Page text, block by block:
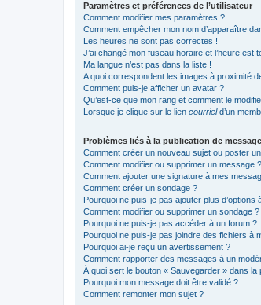
Paramètres et préférences de l’utilisateur
Comment modifier mes paramètres ?
Comment empêcher mon nom d’apparaître
Les heures ne sont pas correctes !
J’ai changé mon fuseau horaire et l’heure est
Ma langue n’est pas dans la liste !
A quoi correspondent les images à proximité
Comment puis-je afficher un avatar ?
Qu’est-ce que mon rang et comment le
Lorsque je clique sur le lien courrield’un
Problèmes liés à la publication de
Comment créer un nouveau sujet ou poster
Comment modifier ou supprimer un message ?
Comment ajouter une signature à mes
Comment créer un sondage ?
Pourquoi ne puis-je pas ajouter plus d’options
Comment modifier ou supprimer un sondage ?
Pourquoi ne puis-je pas accéder à un forum ?
Pourquoi ne puis-je pas joindre des fichiers à
Pourquoi ai-je reçu un avertissement ?
Comment rapporter des messages à un
À quoi sert le bouton « Sauvegarder » dans
Pourquoi mon message doit être validé ?
Comment remonter mon sujet ?